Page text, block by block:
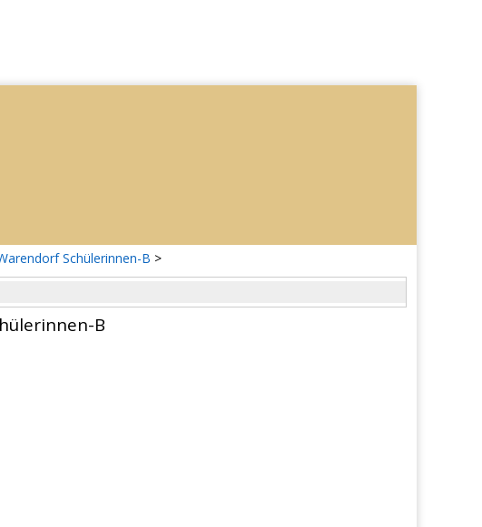
Schülerinnen-B >
B